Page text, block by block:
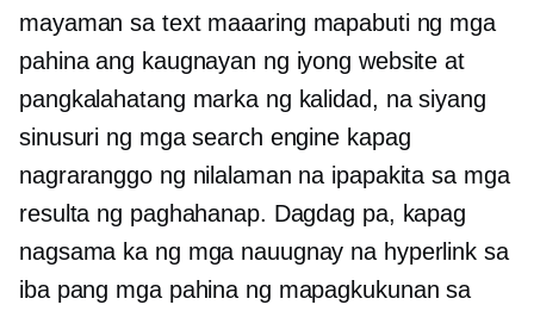
mayaman sa textmaaaring mapabuti ng mga
pahina ang kaugnayan ng iyong website at
pangkalahatang marka ng kalidad, na siyang
sinusuri ng mga search engine kapag
nagraranggo ng nilalaman na ipapakita sa mga
resulta ng paghahanap. Dagdag pa, kapag
nagsama ka ng mga nauugnay na hyperlink sa
iba pang mga pahina ng mapagkukunan sa